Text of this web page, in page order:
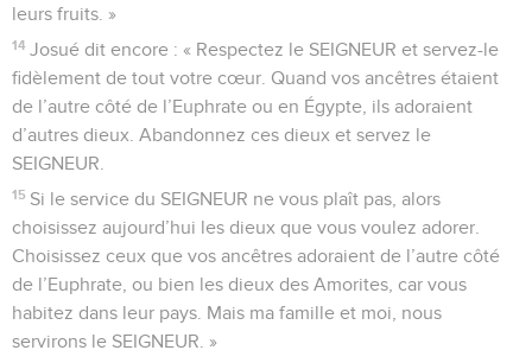
leurs fruits. »
14 Josué dit encore : « Respectez le SEIGNEUR et servez-le
fidèlement de tout votre cœur. Quand vos ancêtres étaient
de l’autre côté de l’Euphrate ou en Égypte, ils adoraient
d’autres dieux. Abandonnez ces dieux et servez le
SEIGNEUR.
15 Si le service du SEIGNEUR ne vous plaît pas, alors
choisissez aujourd’hui les dieux que vous voulez adorer.
Choisissez ceux que vos ancêtres adoraient de l’autre côté
de l’Euphrate, ou bien les dieux des Amorites, car vous
habitez dans leur pays. Mais ma famille et moi, nous
servirons le SEIGNEUR. »